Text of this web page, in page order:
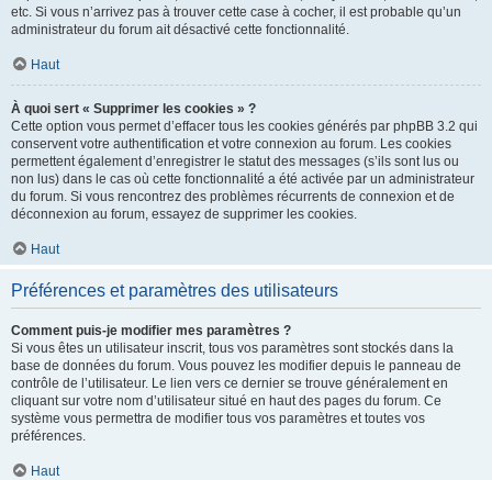
etc. Si vous n’arrivez pas à trouver cette case à cocher, il est probable qu’un
administrateur du forum ait désactivé cette fonctionnalité.
Haut
À quoi sert « Supprimer les cookies » ?
Cette option vous permet d’effacer tous les cookies générés par phpBB 3.2 qui
conservent votre authentification et votre connexion au forum. Les cookies
permettent également d’enregistrer le statut des messages (s’ils sont lus ou
non lus) dans le cas où cette fonctionnalité a été activée par un administrateur
du forum. Si vous rencontrez des problèmes récurrents de connexion et de
déconnexion au forum, essayez de supprimer les cookies.
Haut
Préférences et paramètres des utilisateurs
Comment puis-je modifier mes paramètres ?
Si vous êtes un utilisateur inscrit, tous vos paramètres sont stockés dans la
base de données du forum. Vous pouvez les modifier depuis le panneau de
contrôle de l’utilisateur. Le lien vers ce dernier se trouve généralement en
cliquant sur votre nom d’utilisateur situé en haut des pages du forum. Ce
système vous permettra de modifier tous vos paramètres et toutes vos
préférences.
Haut